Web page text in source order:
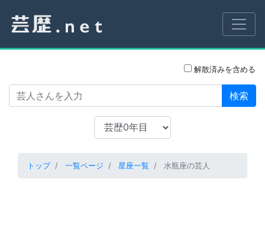
解散済みを含める
検索
トップ 一覧ページ 星座一覧 水瓶座の芸人